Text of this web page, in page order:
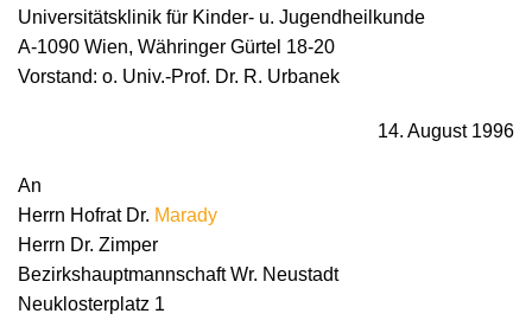
Universitätsklinik für Kinder- u. Jugendheilkunde
A-1090 Wien, Währinger Gürtel 18-20
Vorstand: o. Univ.-Prof. Dr. R. Urbanek
14. August 1996
An
Herrn Hofrat Dr. Marady
Herrn Dr. Zimper
Bezirkshauptmannschaft Wr. Neustadt
Neuklosterplatz 1